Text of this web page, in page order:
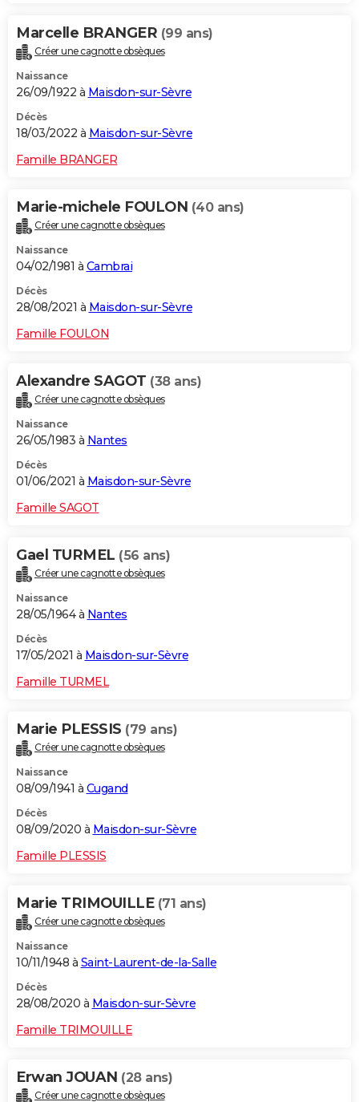
Marcelle BRANGER (99 ans)
Créer une cagnotte obsèques
Naissance
26/09/1922 à Maisdon-sur-Sèvre
Décès
18/03/2022 à Maisdon-sur-Sèvre
Famille BRANGER
Marie-michele FOULON (40 ans)
Créer une cagnotte obsèques
Naissance
04/02/1981 à Cambrai
Décès
28/08/2021 à Maisdon-sur-Sèvre
Famille FOULON
Alexandre SAGOT (38 ans)
Créer une cagnotte obsèques
Naissance
26/05/1983 à Nantes
Décès
01/06/2021 à Maisdon-sur-Sèvre
Famille SAGOT
Gael TURMEL (56 ans)
Créer une cagnotte obsèques
Naissance
28/05/1964 à Nantes
Décès
17/05/2021 à Maisdon-sur-Sèvre
Famille TURMEL
Marie PLESSIS (79 ans)
Créer une cagnotte obsèques
Naissance
08/09/1941 à Cugand
Décès
08/09/2020 à Maisdon-sur-Sèvre
Famille PLESSIS
Marie TRIMOUILLE (71 ans)
Créer une cagnotte obsèques
Naissance
10/11/1948 à Saint-Laurent-de-la-Salle
Décès
28/08/2020 à Maisdon-sur-Sèvre
Famille TRIMOUILLE
Erwan JOUAN (28 ans)
Créer une cagnotte obsèques